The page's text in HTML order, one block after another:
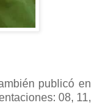
publicó en
08, 11,